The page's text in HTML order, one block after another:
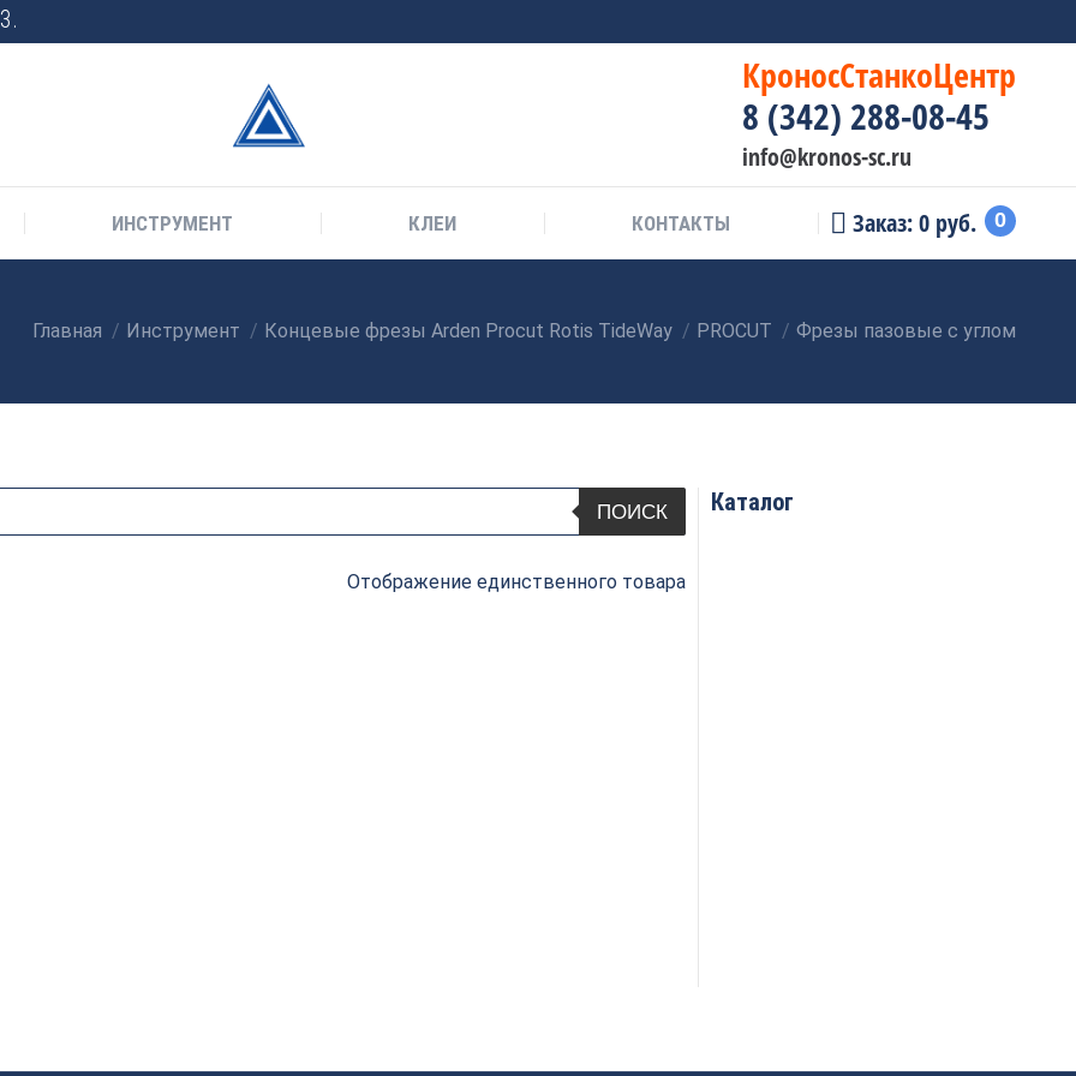
КроносСтанкоЦентр
8 (342) 288-08-45
info@kronos-sc.ru
ИНСТРУМЕНТ КЛЕИ КОНТАКТЫ Заказ:0 руб. 0
Вы здесь:
Главная Инструмент Концевые фрезы Arden Procut Rotis TideWay PROCUT Фрезы пазовые с углом
ПОИСК
Отображение единственного товара
Каталог